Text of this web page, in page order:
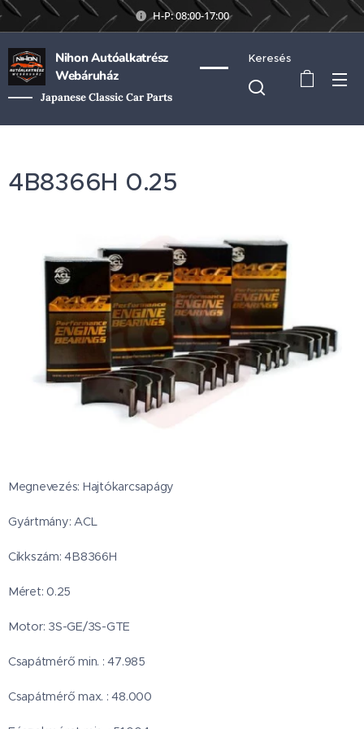
H-P: 08:00-17:00
Nihon Autóalkatrész
Webáruház
Japanese Classic Car Parts
Keresés
4B8366H 0.25
Megnevezés: Hajtókarcsapágy
Gyártmány: ACL
Cikkszám: 4B8366H
Méret: 0.25
Motor: 3S-GE/3S-GTE
Csapátmérő min. : 47.985
Csapátmérő max. : 48.000